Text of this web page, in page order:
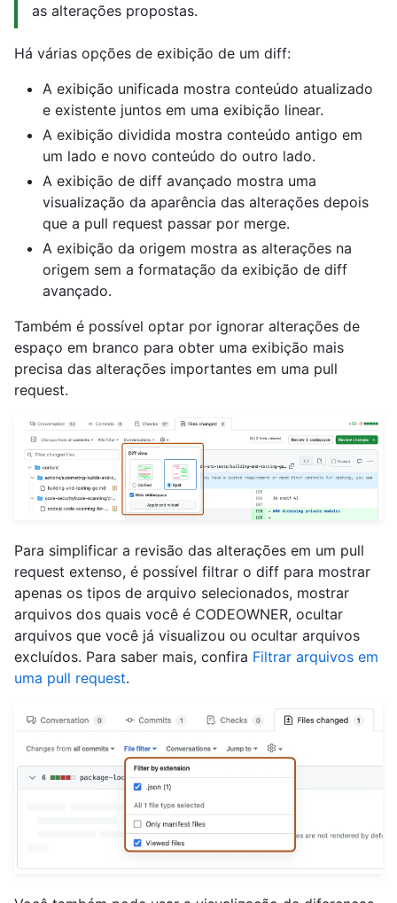
as alterações propostas.
Há várias opções de exibição de um diff:
A exibição unificada mostra conteúdo atualizado
e existente juntos em uma exibição linear.
A exibição dividida mostra conteúdo antigo em
um lado e novo conteúdo do outro lado.
A exibição de diff avançado mostra uma
visualização da aparência das alterações depois
que a pull request passar por merge.
A exibição da origem mostra as alterações na
origem sem a formatação da exibição de diff
avançado.
Também é possível optar por ignorar alterações de
espaço em branco para obter uma exibição mais
precisa das alterações importantes em uma pull
request.
Para simplificar a revisão das alterações em um pull
request extenso, é possível filtrar o diff para mostrar
apenas os tipos de arquivo selecionados, mostrar
arquivos dos quais você é CODEOWNER, ocultar
arquivos que você já visualizou ou ocultar arquivos
excluídos. Para saber mais, confira Filtrar arquivos em
uma pull request.